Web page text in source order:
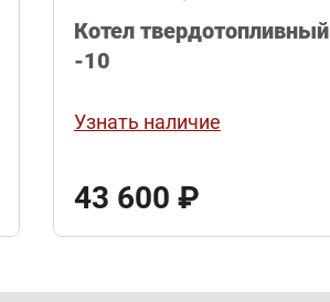
Котел твердотопливный "BOX"
-10
Узнать наличие
43 600 ₽